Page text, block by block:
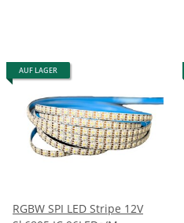
AUF LAGER
RGBW SPI LED Stripe 12V